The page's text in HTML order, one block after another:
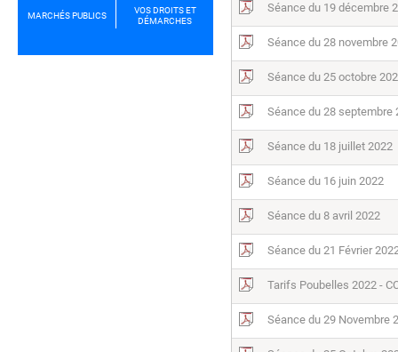
Séance du 19 décembre
Séance du 28 novembre
Séance du 25 octobre
Séance du 28 septembre
Séance du 18 juillet 2022
Séance du 16 juin 2022
Séance du 8 avril 2022
Séance du 21 Février
Tarifs Poubelles 2022 -
Séance du 29 Novembre
MARCHÉS PUBLICS
VOS DROITS ET
DÉMARCHES